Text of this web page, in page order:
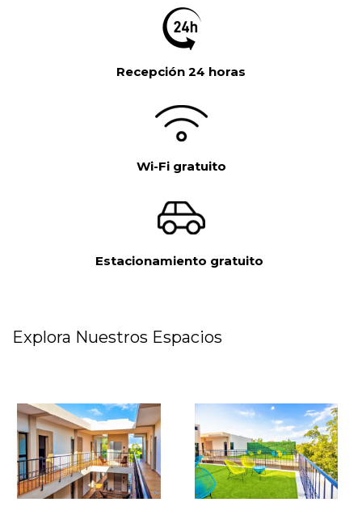
Recepción 24 horas
Wi-Fi gratuito
Estacionamiento gratuito
Explora Nuestros Espacios